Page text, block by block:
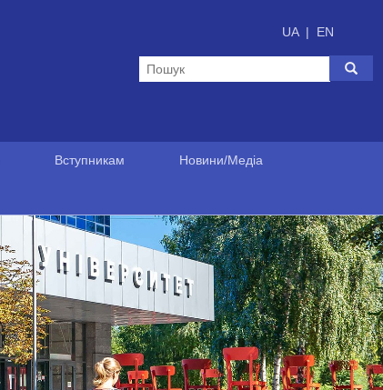
UA | EN
Вступникам Новини/Медіа